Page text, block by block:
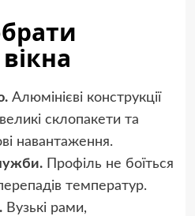
Алюмінієві конструкції
склопакети та
навантаження.
Профіль не боїться
температур.
Вузькі рами,